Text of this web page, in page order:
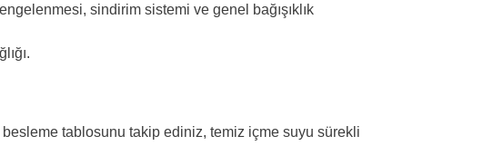
sindirim sistemi ve genel bağışıklık
tablosunu takip ediniz, temiz içme suyu sürekli